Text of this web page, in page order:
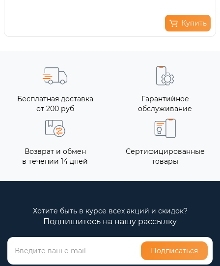
Купить
Бесплатная доставка
от 200 руб
Гарантийное
обслуживание
Возврат и обмен
в течении 14 дней
Сертифицированные
товары
Хотите быть в курсе всех акций и скидок?
Подпишитесь на нашу рассылку
Подписаться